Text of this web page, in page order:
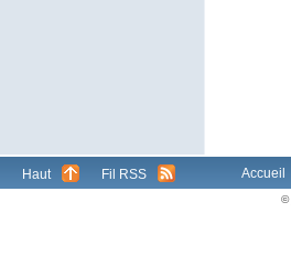
Haut Fil RSS Accueil
©